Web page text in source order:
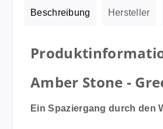
Beschreibung Hersteller
Amber Stone -
Ein Spaziergang durch den